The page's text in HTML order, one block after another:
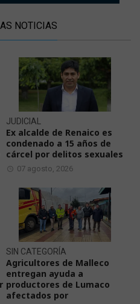
NOTICIAS
JUDICIAL
Ex alcalde de Renaico es
condenado a 15 años de
cárcel por delitos sexuales
07 agosto, 2026
SIN CATEGORÍA
Agricultores de Malleco
entregan ayuda a
productores de Lumaco
afectados por